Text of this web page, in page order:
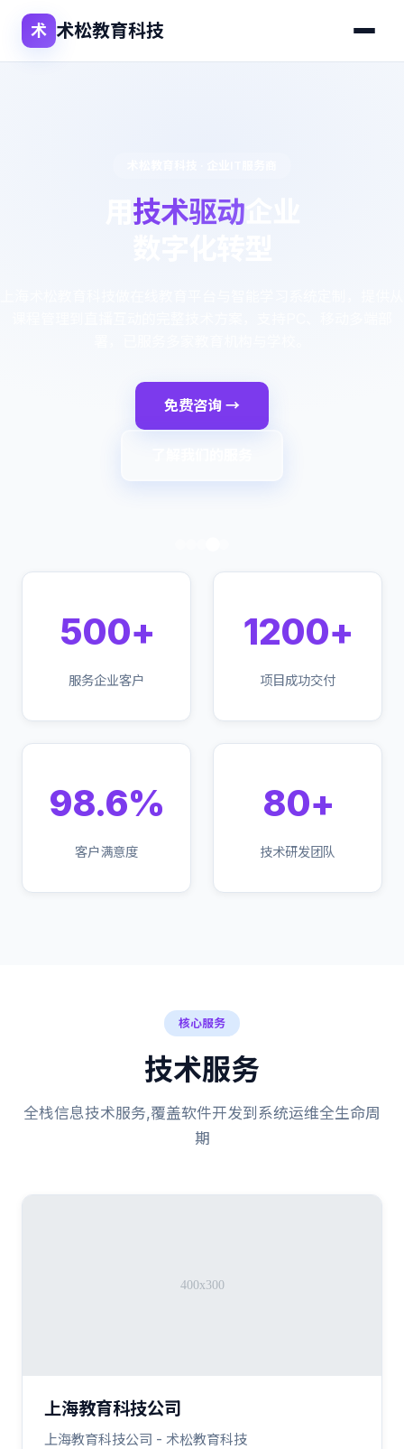
术 术松教育科技
技术驱动企业
免费咨询 →
500+
服务企业客户
1200+
项目成功交付
98.6%
客户满意度
80+
技术研发团队
核心服务
技术服务
全栈信息技术服务,覆盖软件开发到系统运维全生命周
期
上海教育科技公司
上海教育科技公司 - 术松教育科技